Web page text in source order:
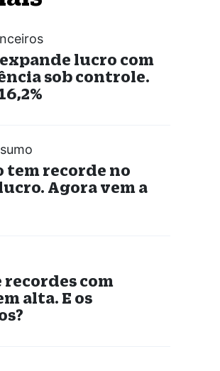
lucro com
sob controle.
tem recorde no
Agora vem a
recordes com
alta. E os